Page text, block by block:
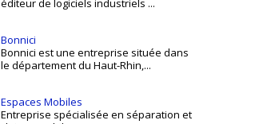
éditeur de logiciels industriels ...
Bonnici
Bonnici est une entreprise située dans
le département du Haut-Rhin,...
Espaces Mobiles
Entreprise spécialisée en séparation et